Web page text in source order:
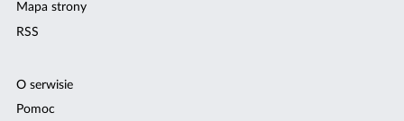
Mapa strony
RSS
O serwisie
Pomoc